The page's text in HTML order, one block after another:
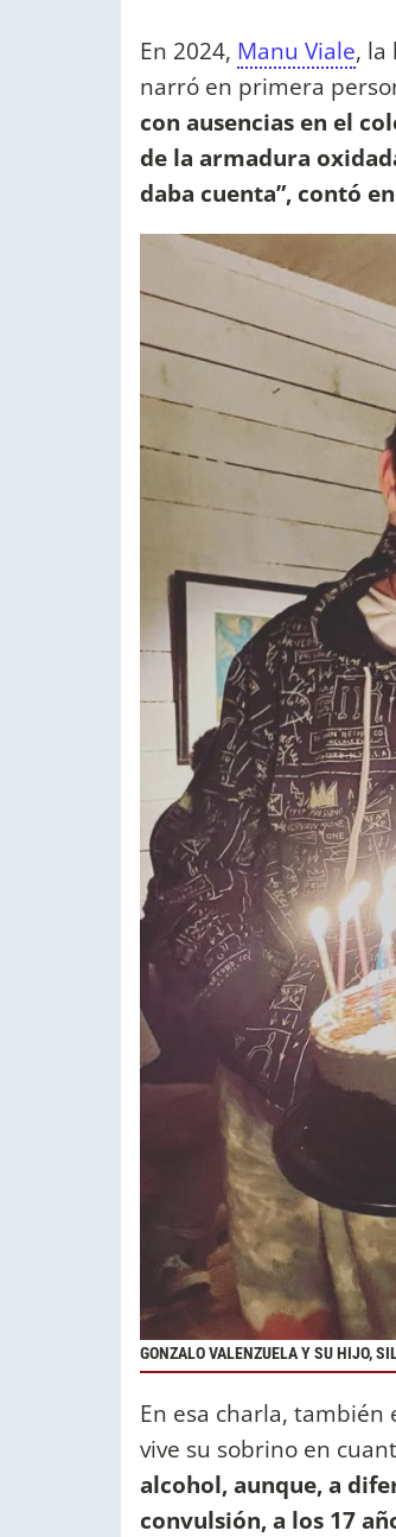
En 2024, Manu Viale, la
narró en primera
con ausencias en el
de la armadura
daba cuenta”, contó
GONZALO VALENZUELA Y SU HIJO,
En esa charla,
vive su sobrino en
alcohol, aunque, a
convulsión, a los 17